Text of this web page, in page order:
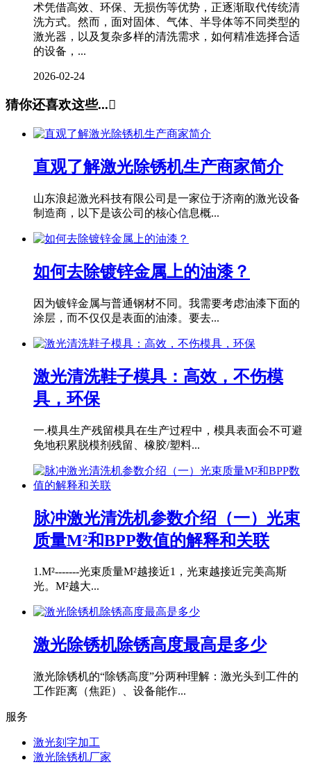
术凭借高效、环保、无损伤等优势，正逐渐取代传统清
洗方式。然而，面对固体、气体、半导体等不同类型的
激光器，以及复杂多样的清洗需求，如何精准选择合适
的设备，...
2026-02-24
猜你还喜欢这些...
直观了解激光除锈机生产商家简介
山东浪起激光科技有限公司是一家位于济南的激光设备
制造商，以下是该公司的核心信息概...
如何去除镀锌金属上的油漆？
因为镀锌金属与普通钢材不同。我需要考虑油漆下面的
涂层，而不仅仅是表面的油漆。要去...
激光清洗鞋子模具：高效，不伤模
具，环保
一.模具生产残留模具在生产过程中，模具表面会不可避
免地积累脱模剂残留、橡胶/塑料...
脉冲激光清洗机参数介绍（一）光束
质量M²和BPP数值的解释和关联
1.M²-------光束质量M²越接近1，光束越接近完美高斯
光。M²越大...
激光除锈机除锈高度最高是多少
激光除锈机的“除锈高度”分两种理解：激光头到工件的
工作距离（焦距）、设备能作...
服务
激光刻字加工
激光除锈机厂家